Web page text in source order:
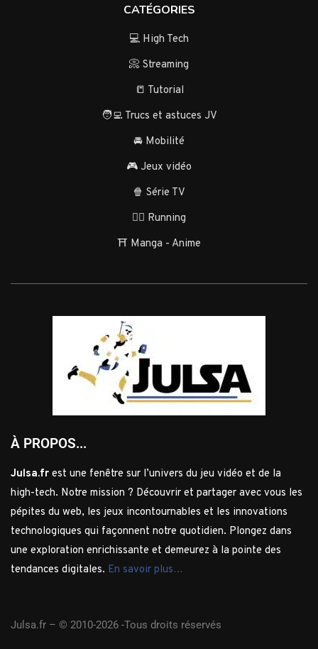
CATÉGORIES
💻 High Tech
📀 Streaming
📒 Tutorial
🧑‍💻 Trucs et astuces JV
🚘 Mobilité
🎮 Jeux vidéo
🍿 Série TV
🏃‍♂️ Running
⛩️ Manga - Anime
À PROPOS...
Julsa.fr est une fenêtre sur l’univers du jeu vidéo et de la
high-tech. Notre mission ? Découvrir et partager avec vous les
pépites du web, les jeux incontournables et les innovations
technologiques qui façonnent notre quotidien. Plongez dans
une exploration enrichissante et demeurez à la pointe des
tendances digitales. En savoir plus…
Julsa.fr – © 2010-2026 -Tous droits réservés